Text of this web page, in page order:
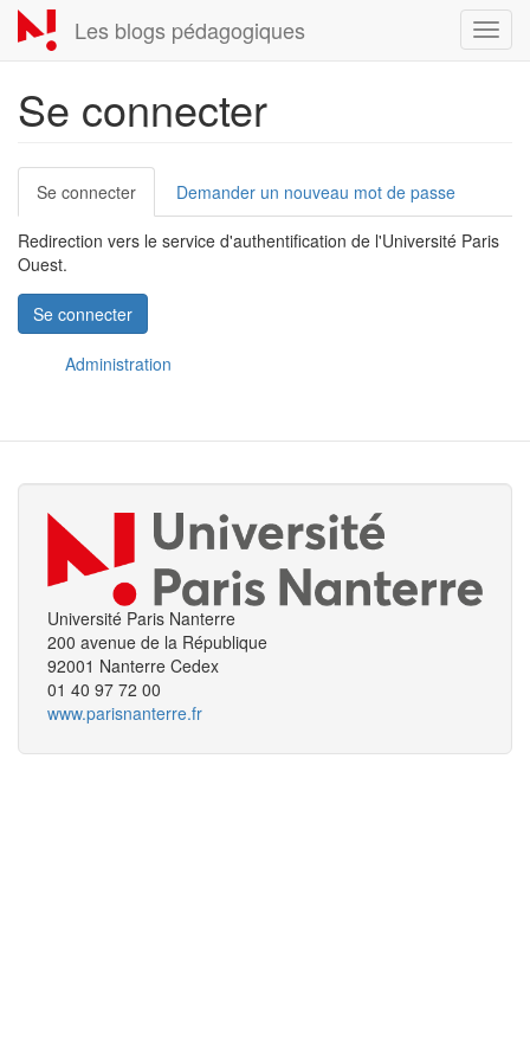
Aller
au
contenu
Les blogs pédagogiques
Se connecter
Onglets
principaux
Se connecter (onglet
actif)
Demander un nouveau mot de passe
Redirection vers le service d'authentification de l'Université Paris
Ouest.
Se connecter
Administration
Université Paris Nanterre
200 avenue de la République
92001 Nanterre Cedex
01 40 97 72 00
www.parisnanterre.fr